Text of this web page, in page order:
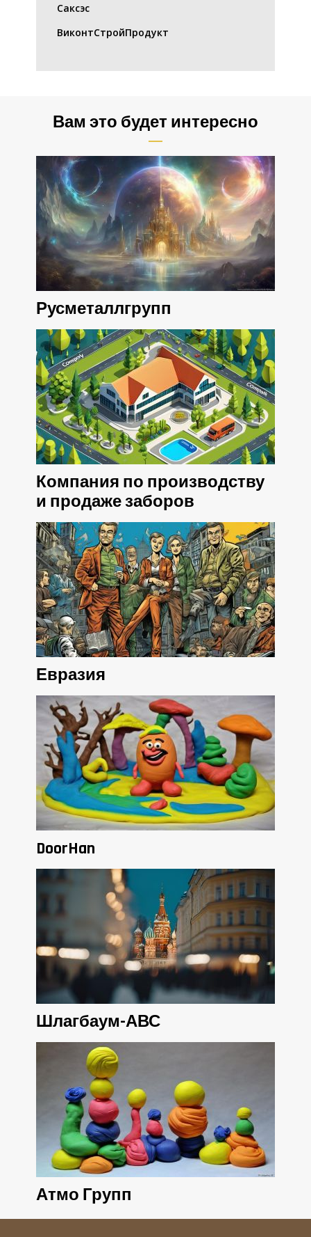
Саксэс
ВиконтСтройПродукт
Вам это будет интересно
Русметаллгрупп
Компания по производству
и продаже заборов
Евразия
DoorHan
Шлагбаум-АВС
Атмо Групп